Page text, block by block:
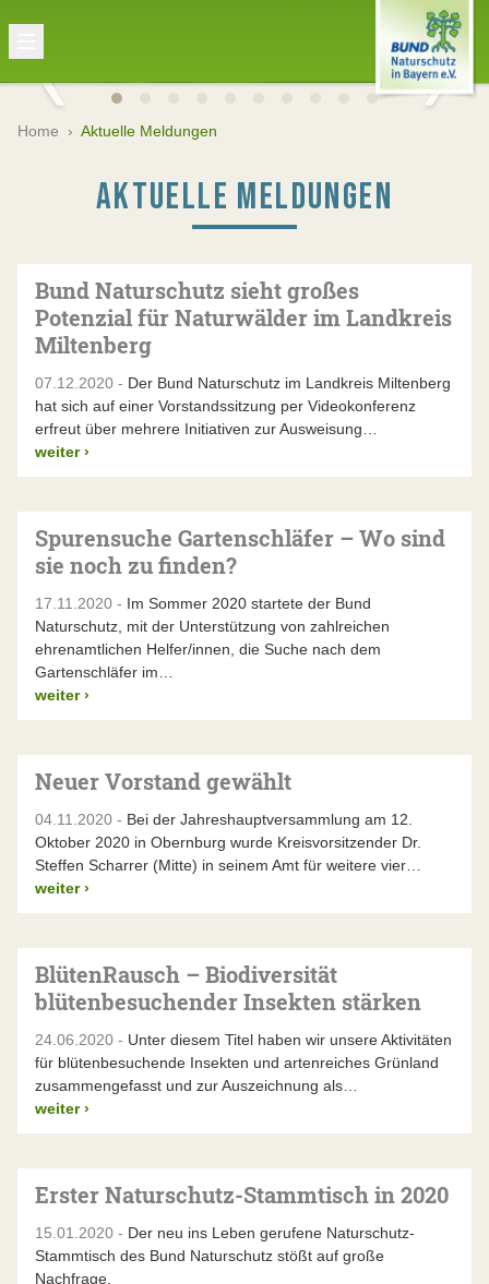
Home › Aktuelle Meldungen
AKTUELLE MELDUNGEN
Bund Naturschutz sieht großes
Potenzial für Naturwälder im Landkreis
Miltenberg
07.12.2020 - Der Bund Naturschutz im Landkreis Miltenberg
hat sich auf einer Vorstandssitzung per Videokonferenz
erfreut über mehrere Initiativen zur Ausweisung…
weiter ›
Spurensuche Gartenschläfer – Wo sind
sie noch zu finden?
17.11.2020 - Im Sommer 2020 startete der Bund
Naturschutz, mit der Unterstützung von zahlreichen
ehrenamtlichen Helfer/innen, die Suche nach dem
Gartenschläfer im…
weiter ›
Neuer Vorstand gewählt
04.11.2020 - Bei der Jahreshauptversammlung am 12.
Oktober 2020 in Obernburg wurde Kreisvorsitzender Dr.
Steffen Scharrer (Mitte) in seinem Amt für weitere vier…
weiter ›
BlütenRausch – Biodiversität
blütenbesuchender Insekten stärken
24.06.2020 - Unter diesem Titel haben wir unsere Aktivitäten
für blütenbesuchende Insekten und artenreiches Grünland
zusammengefasst und zur Auszeichnung als…
weiter ›
Erster Naturschutz-Stammtisch in 2020
15.01.2020 - Der neu ins Leben gerufene Naturschutz-
Stammtisch des Bund Naturschutz stößt auf große
Nachfrage.